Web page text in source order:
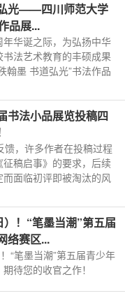
光——四川师范大学
品展...
华诞之际，为弘扬中华
法艺术教育的丰硕成果
翰墨 书道弘光”书法作品
书法小品展览投稿四
，许多作者在投稿过程
稿启事》的要求，后续
面临初评即被淘汰的风
！“笔墨当潮”第五届
络赛区...
“笔墨当潮”第五届青少年
待您的收官之作！